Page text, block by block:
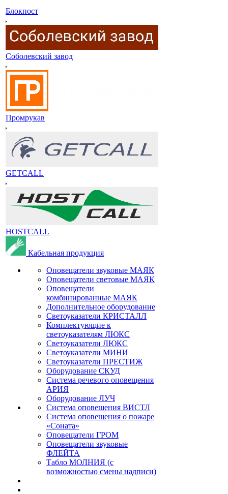
Блокпост
Соболевский завод
Промрукав
GETCALL
HOSTCALL
Кабельная продукция
Оповещатели звуковые МАЯК
Оповещатели световые МАЯК
Оповещатели
комбинированные МАЯК
Дополнительное оборудование
Светоуказатели КРИСТАЛЛ
Комплектующие к
светоуказателям ЛЮКС
Светоуказатели ЛЮКС
Светоуказатели МИНИ
Светоуказатели ПРЕСТИЖ
Оборудование СКУД
Система речевого оповещения
АРИЯ
Оборудование ЛУЧ
Система оповещения ВИСТЛ
Система оповещения о пожаре
«Соната»
Оповещатели ГРОМ
Оповещатели звуковые
ФЛЕЙТА
Табло МОЛНИЯ (с
возможностью смены надписи)